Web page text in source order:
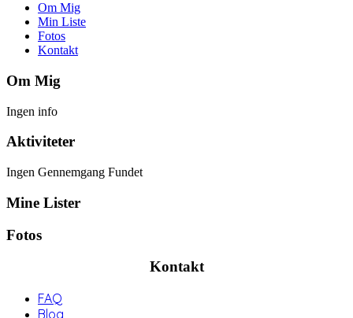
Om Mig
Min Liste
Fotos
Kontakt
Om Mig
Ingen info
Aktiviteter
Ingen Gennemgang Fundet
Mine Lister
Fotos
Kontakt
FAQ
Blog